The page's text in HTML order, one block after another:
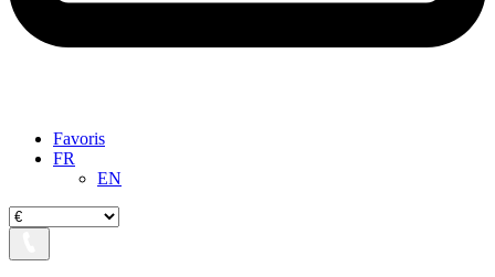
Favoris
FR
EN